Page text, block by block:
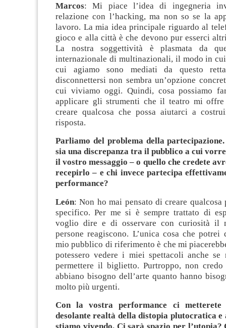
Marcos: Mi piace l’idea di ingegneria
relazione con l’hacking, ma non so se la
lavoro. La mia idea principale riguardo al
gioco e alla città è che devono pur esserci
La nostra soggettività è plasmata da
internazionale di multinazionali, il modo in
cui agiamo sono mediati da questo
disconnettersi non sembra un’opzione
cui viviamo oggi. Quindi, cosa possiamo
applicare gli strumenti che il teatro mi
creare qualcosa che possa aiutarci a
risposta.
Parliamo del problema della
sia una discrepanza tra il pubblico a cui
il vostro messaggio – o quello che credete
recepirlo – e chi invece partecipa
performance?
León: Non ho mai pensato di creare
specifico. Per me si è sempre trattato di
voglio dire e di osservare con curiosità il
persone reagiscono. L’unica cosa che
mio pubblico di riferimento è che mi
potessero vedere i miei spettacoli anche se
permettere il biglietto. Purtroppo, non credo
abbiano bisogno dell’arte quanto hanno
molto più urgenti.
Con la vostra performance ci
desolante realtà della distopia plutocratica e